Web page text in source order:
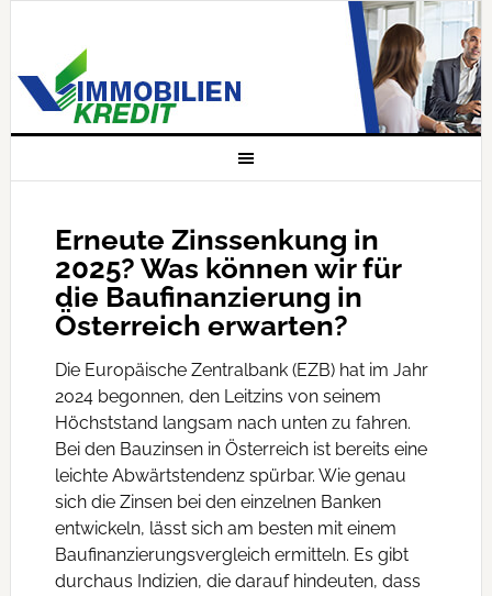
Erneute Zinssenkung in
2025? Was können wir für
die Baufinanzierung in
Österreich erwarten?
Die Europäische Zentralbank (EZB) hat im Jahr
2024 begonnen, den Leitzins von seinem
Höchststand langsam nach unten zu fahren.
Bei den Bauzinsen in Österreich ist bereits eine
leichte Abwärtstendenz spürbar. Wie genau
sich die Zinsen bei den einzelnen Banken
entwickeln, lässt sich am besten mit einem
Baufinanzierungsvergleich ermitteln. Es gibt
durchaus Indizien, die darauf hindeuten, dass